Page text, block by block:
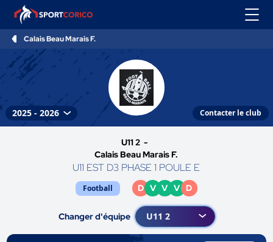
Calais Beau Marais F.
Contacter le club
U11 2 -
Calais Beau Marais F.
U11 EST D3 PHASE 1 POULE E
Football D V V V D
Changer d'équipe